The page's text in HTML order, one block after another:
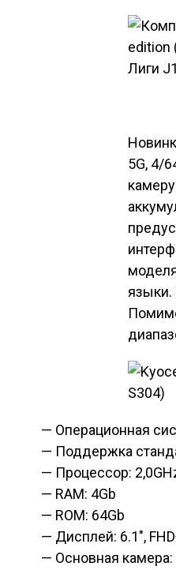
5G, 4/
языки.
— Операционная
— Поддержка
— Процессор:
— RAM: 4Gb
— ROM: 64Gb
— Дисплей: 6.1″,
— Основная камера: